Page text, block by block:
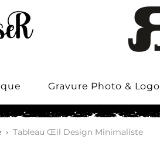
Gravure Photo & Logo
› Tableau Œil Design Minimaliste